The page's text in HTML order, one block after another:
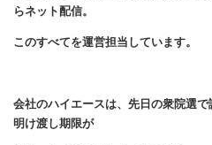
らネット配信。
このすべてを運営担当しています。
会社のハイエースは、先日の衆院選
明け渡し期限が